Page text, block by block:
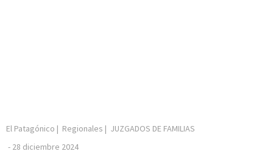
El Patagónico | Regionales | JUZGADOS DE FAMILIAS
- 28 diciembre 2024